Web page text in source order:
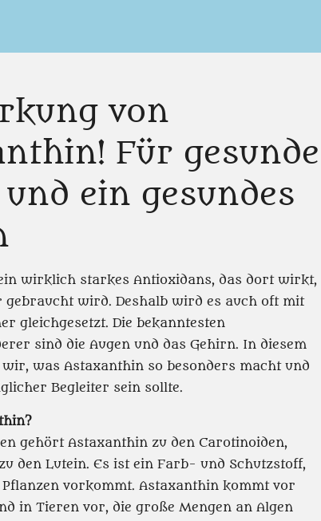
von
Für gesunde
ein gesundes
wirklich starkes Antioxidans, das dort wirkt,
gebraucht wird. Deshalb wird es auch oft mit
gleichgesetzt. Die bekanntesten
sind die Augen und das Gehirn. In diesem
was Astaxanthin so besonders macht und
Begleiter sein sollte.
gehört Astaxanthin zu den Carotinoiden,
den Lutein. Es ist ein Farb- und Schutzstoff,
vorkommt. Astaxanthin kommt vor
in Tieren vor, die große Mengen an Algen